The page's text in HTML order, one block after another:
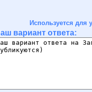
Используется для
вариант ответа: